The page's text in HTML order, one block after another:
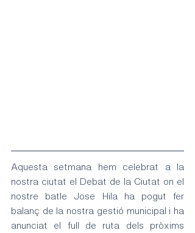
Aquesta setmana hem celebrat a la
nostra ciutat el Debat de la Ciutat on el
nostre batle Jose Hila ha pogut fer
balanç de la nostra gestió municipal i ha
anunciat el full de ruta dels pròxims